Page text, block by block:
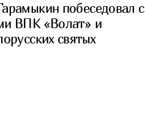
побеседовал с
ВПК «Волат» и
святых